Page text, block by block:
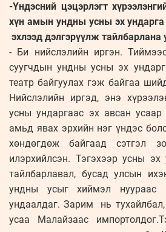
-Үндэсний цэцэрлэгт
хүн амын ундны усны эх ундарга
эхлээд дэлгэрүүлж тайлбарлана
- Би нийслэлийн иргэн.
суугчдын ундны усны эх
театр байгуулах гэж байгаа
Нийслэлийн иргэд, энэ
усны ундаргаас эх авсан
амьд явах эрхийн нэг үндэс
хөндөгдөж байгаад сэтгэл
илэрхийлсэн. Тэгэхээр усны
тайлбарлавал, бусад улсын
ундны усыг хиймэл нуураас
ундаалдаг. Зарим нь
усаа Малайзаас